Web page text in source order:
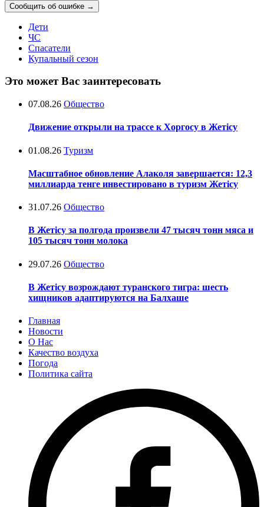
Сообщить об ошибке →
Дети
ЧС
Спасатели
Купальный сезон
Это может Вас заинтересовать
07.08.26 Общество
Движение открыли на трассе к Хоргосу в Жетісу
01.08.26 Туризм
Масштабное обновление Алаколя завершается: 12,3
миллиарда тенге инвестировано в туризм Жетісу
31.07.26 Общество
В Жетісу за полгода произвели 47 тысяч тонн мяса и
105 тысяч тонн молока
29.07.26 Общество
В Жетісу возрождают туранского тигра: шесть
хищников адаптируются на Балхаше
Главная
Новости
О Нас
Качество воздуха
Погода
Политика сайта